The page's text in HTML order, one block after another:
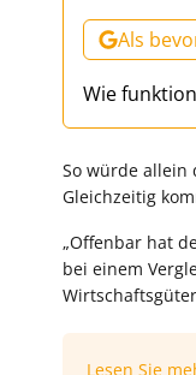
Als
Wie
So würde allein
Gleichzeitig
„Offenbar hat
bei einem
Lesen Sie